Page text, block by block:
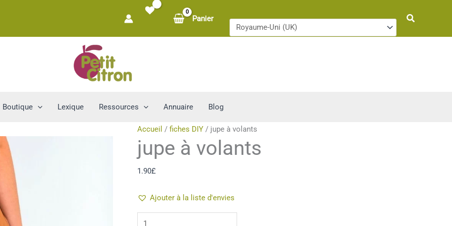
Panier Rechercher
Boutique Lexique Ressources Annuaire Blog
Accueil / fiches DIY / jupe à volants
jupe à volants
1.90£
Ajouter à la liste d'envies
quantité